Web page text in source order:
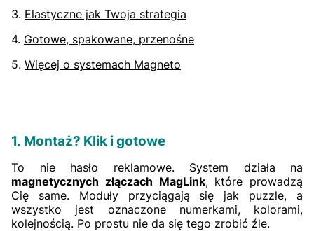
3. Elastyczne jak Twoja strategia
4. Gotowe, spakowane, przenośne
5. Więcej o systemach Magneto
1. Montaż? Klik i gotowe
To nie hasło reklamowe. System działa na
magnetycznych złączach MagLink, które prowadzą
Cię same. Moduły przyciągają się jak puzzle, a
wszystko jest oznaczone numerkami, kolorami,
kolejnością. Po prostu nie da się tego zrobić źle.